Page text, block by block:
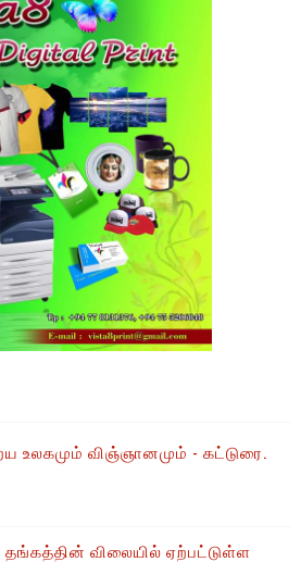
உலகமும் விஞ்ஞானமும் - கட்டுரை.
தங்கத்தின் விலையில் ஏற்பட்டுள்ள